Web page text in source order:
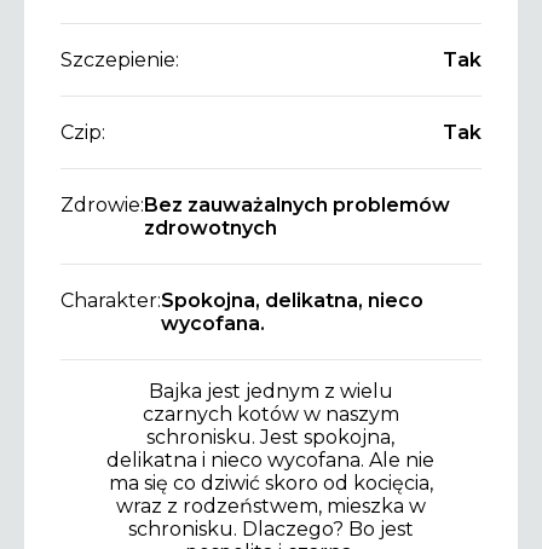
Szczepienie: Tak
Czip: Tak
Zdrowie:Bez zauważalnych problemów
zdrowotnych
Charakter:Spokojna, delikatna, nieco
wycofana.
Bajka jest jednym z wielu
czarnych kotów w naszym
schronisku. Jest spokojna,
delikatna i nieco wycofana. Ale nie
ma się co dziwić skoro od kocięcia,
wraz z rodzeństwem, mieszka w
schronisku. Dlaczego? Bo jest